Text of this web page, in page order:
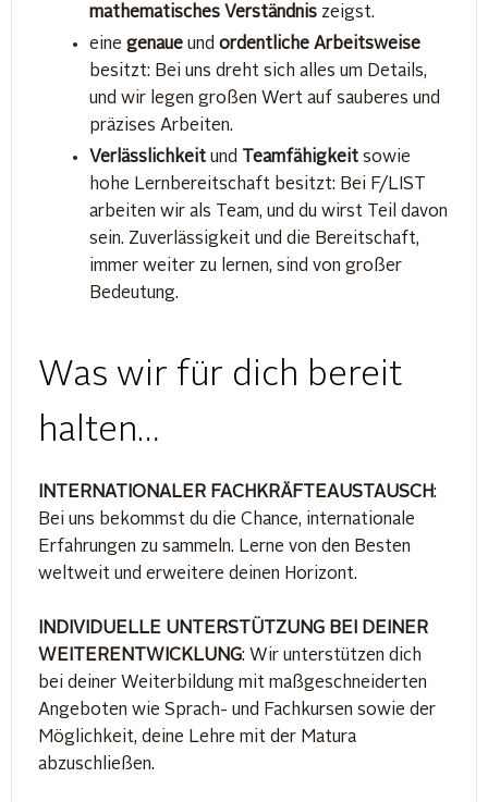
mathematisches Verständnis zeigst.
eine genaue und ordentliche Arbeitsweise
besitzt: Bei uns dreht sich alles um Details,
und wir legen großen Wert auf sauberes und
präzises Arbeiten.
Verlässlichkeit und Teamfähigkeit sowie
hohe Lernbereitschaft besitzt: Bei F/LIST
arbeiten wir als Team, und du wirst Teil davon
sein. Zuverlässigkeit und die Bereitschaft,
immer weiter zu lernen, sind von großer
Bedeutung.
Was wir für dich bereit
halten…
INTERNATIONALER FACHKRÄFTEAUSTAUSCH:
Bei uns bekommst du die Chance, internationale
Erfahrungen zu sammeln. Lerne von den Besten
weltweit und erweitere deinen Horizont.
INDIVIDUELLE UNTERSTÜTZUNG BEI DEINER
WEITERENTWICKLUNG: Wir unterstützen dich
bei deiner Weiterbildung mit maßgeschneiderten
Angeboten wie Sprach- und Fachkursen sowie der
Möglichkeit, deine Lehre mit der Matura
abzuschließen.